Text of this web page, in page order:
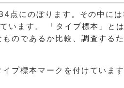
点にのぼります。その中には
います。 「タイプ標本」と
のであるか比較、調査する
プ標本マークを付けていま